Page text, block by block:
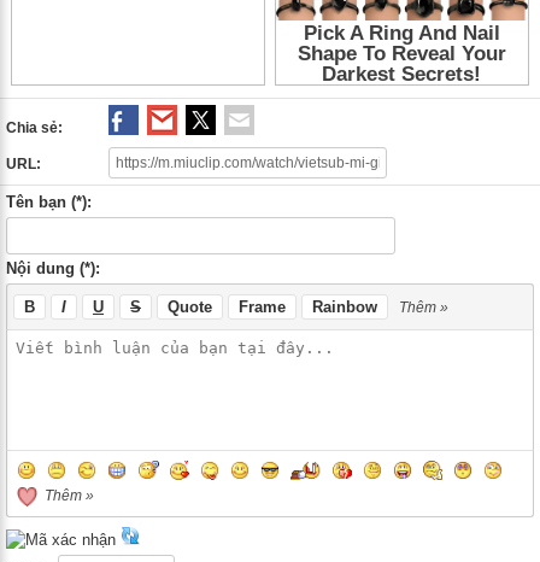
Phim co trang Trung Quoc,Phim co trang,Phim
Chia sẻ:
URL:
Tên bạn (*):
Nội dung (*):
B I U S Quote Frame Rainbow Thêm »
Thêm »